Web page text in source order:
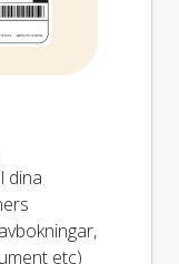
dina
etc)